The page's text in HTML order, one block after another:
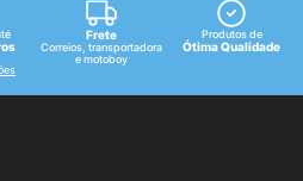
Frete
Correios, transportadora
e motoboy
Produtos de
Ótima Qualidade